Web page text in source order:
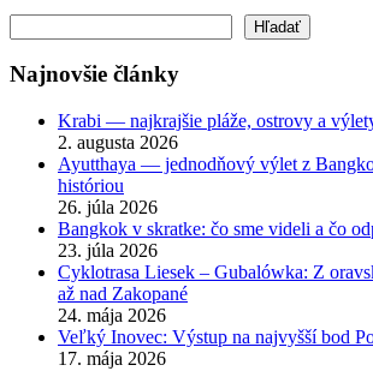
Hľadať
Najnovšie články
Krabi — najkrajšie pláže, ostrovy a
2. augusta 2026
Ayutthaya — jednodňový výlet z
históriou
26. júla 2026
Bangkok v skratke: čo sme videli a čo
23. júla 2026
Cyklotrasa Liesek – Gubalówka: Z
až nad Zakopané
24. mája 2026
Veľký Inovec: Výstup na najvyšší bod
17. mája 2026